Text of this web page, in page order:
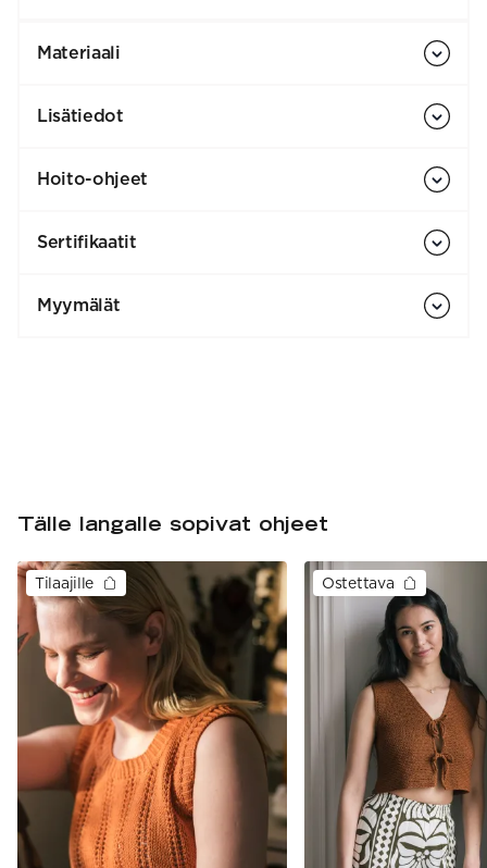
Materiaali
Lisätiedot
Hoito-ohjeet
Sertifikaatit
Myymälät
Tälle langalle sopivat ohjeet
Tilaajille Ostettava